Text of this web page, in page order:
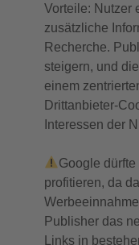
Vorteile: Nutzer
zusätzliche
Recherche.
steigern, und
einem
Drittanbieter-
Interessen der
Google
profitieren, da
Publisher das
Links in